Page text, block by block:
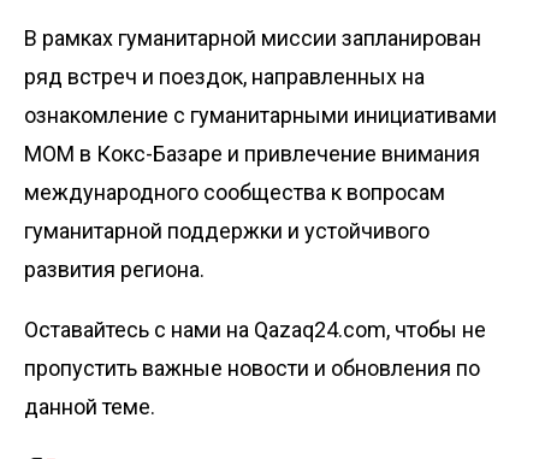
В рамках гуманитарной миссии запланирован
ряд встреч и поездок, направленных на
ознакомление с гуманитарными инициативами
МОМ в Кокс-Базаре и привлечение внимания
международного сообщества к вопросам
гуманитарной поддержки и устойчивого
развития региона.
Оставайтесь с нами на Qazaq24.com, чтобы не
пропустить важные новости и обновления по
данной теме.